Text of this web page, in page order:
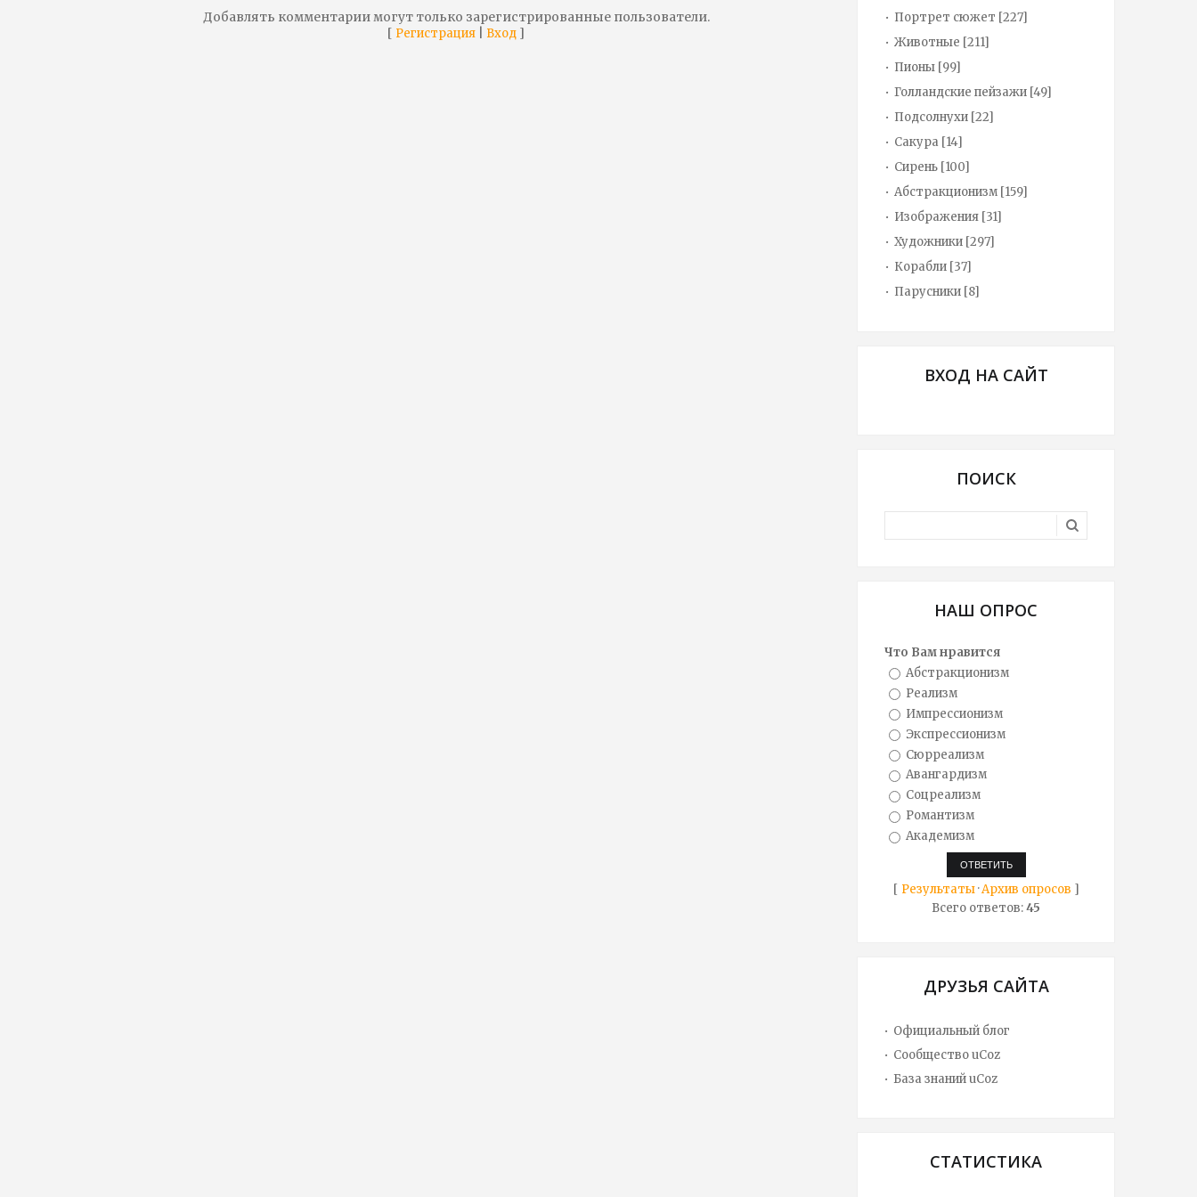
Добавлять комментарии могут только зарегистрированные пользователи.
[ Регистрация Вход ]
Портрет сюжет [227]
Животные [211]
Пионы [99]
Голландские пейзажи [49]
Подсолнухи [22]
Сакура [14]
Сирень [100]
Абстракционизм [159]
Изображения [31]
Художники [297]
Корабли [37]
Парусники [8]
ВХОД НА САЙТ
ПОИСК
НАШ ОПРОС
Что Вам нравится
Абстракционизм
Реализм
Импрессионизм
Экспрессионизм
Сюрреализм
Авангардизм
Соцреализм
Романтизм
Академизм
[ Результаты·Архив опросов ]
Всего ответов:45
ДРУЗЬЯ САЙТА
Официальный блог
Сообщество uCoz
База знаний uCoz
СТАТИСТИКА